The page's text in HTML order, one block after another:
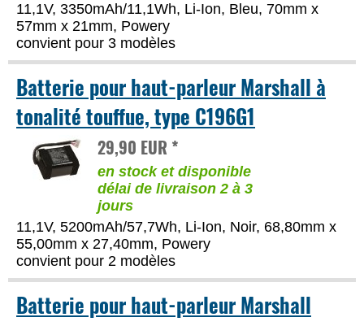
11,1V, 3350mAh/11,1Wh, Li-Ion, Bleu, 70mm x
57mm x 21mm, Powery
convient pour 3 modèles
Batterie pour haut-parleur Marshall à
tonalité touffue, type C196G1
29,90 EUR *
en stock et disponible
délai de livraison 2 à 3
jours
11,1V, 5200mAh/57,7Wh, Li-Ion, Noir, 68,80mm x
55,00mm x 27,40mm, Powery
convient pour 2 modèles
Batterie pour haut-parleur Marshall